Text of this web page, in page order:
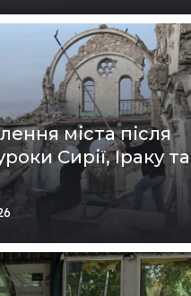
міста після
Сирії, Іраку та